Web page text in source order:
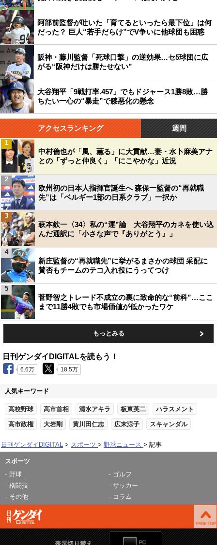
阿部前監督が吐いた「育てるといったら最下位」は何
だった？ 巨人“若手だらけ”でV争いに他球団も困惑
阪神・藤川監督「死球口撃」の逆効果…セ5球団に広
がる“阪神だけは勝たせない”
大谷翔平「9戦打率.457」でもドジャース1勝8敗…勝
ちたい一心の“暴走”で膝悪化の懸念
アクセスランキング 週間
中村倫也が「風、薫る」に大貢献…妻・水卜麻美アナ
との「ずっと仲良く」「にこやかな」近況
1
欧州初の日本人指揮官誕生へ 森保一監督の“再就職
先”は「ベルギー1部の日系クラブ」一択か
2
萩本欽一〈34〉私の“運”論 大谷翔平のカネを使い込
んだ通訳に「小さな声で『ありがとう』」
3
新庄監督の“再就職先”に挙がるまさかの球団 采配に
賛否もチームのテコ入れ役にうってつけ
4
菅野智之トレード不成立の裏に致命的な“前科”…ここ
まで11勝4敗でも市場価値が低かったワケ
5
もっとみる
日刊ゲンダイDIGITALを読もう！
6.6万 18.5万
人気キーワード
高校野球 高市首相 清水アキラ 板東英二 ハラスメント
高市政権 大岩剛 黄川田仁志 広末涼子 スキャンダル
日刊ゲンダイDIGITAL スポーツ 野球ニュース 記事
スポーツ
野球
ゴルフ
格闘技
サッカー
その他
コラム
表示切り替え